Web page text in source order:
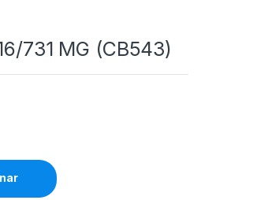
731 MG (CB543)